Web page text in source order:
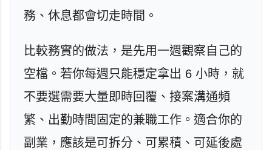
務、休息都會切走時間。
比較務實的做法，是先用一週觀察自己的
空檔。若你每週只能穩定拿出 6 小時，就
不要選需要大量即時回覆、接案溝通頻
繁、出勤時間固定的兼職工作。適合你的
副業，應該是可拆分、可累積、可延後處